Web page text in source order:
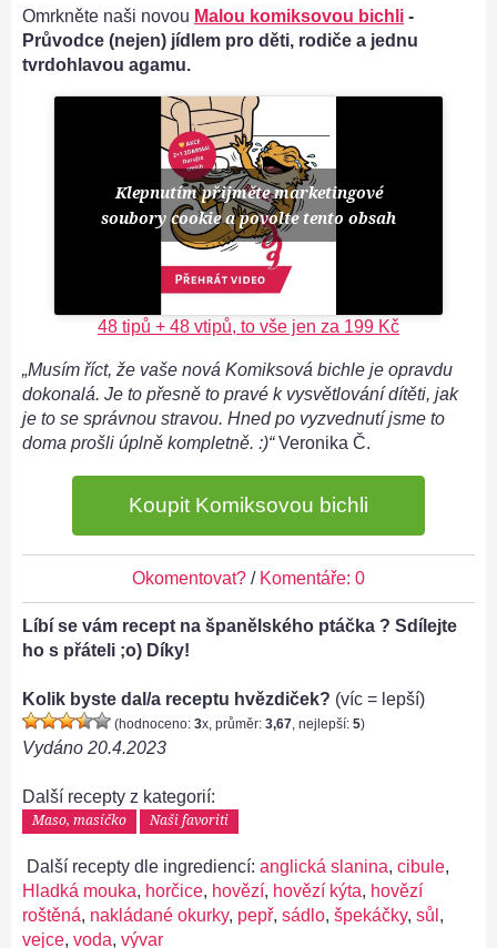
Omrkněte naši novou Malou komiksovou bichli -
Průvodce (nejen) jídlem pro děti, rodiče a jednu
tvrdohlavou agamu.
Klepnutím přijměte marketingové
soubory cookie a povolte tento obsah
48 tipů + 48 vtipů, to vše jen za 199 Kč
„Musím říct, že vaše nová Komiksová bichle je opravdu
dokonalá. Je to přesně to pravé k vysvětlování dítěti, jak
je to se správnou stravou. Hned po vyzvednutí jsme to
doma prošli úplně kompletně. :)“Veronika Č.
Koupit Komiksovou bichli
Okomentovat? / Komentáře: 0
Líbí se vám recept na španělského ptáčka ? Sdílejte
ho s přáteli ;o) Díky!
Kolik byste dal/a receptu hvězdiček? (víc = lepší)
(hodnoceno: 3x, průměr: 3,67, nejlepší: 5)
Vydáno 20.4.2023
Další recepty z kategorií:
Maso, masíčko
Naši favoriti
Další recepty dle ingrediencí: anglická slanina, cibule,
Hladká mouka, horčice, hovězí, hovězí kýta, hovězí
roštěná, nakládané okurky, pepř, sádlo, špekáčky, sůl ,
vejce, voda, vývar